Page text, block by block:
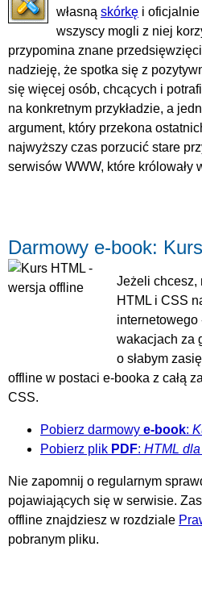
własną skórkę i
wszyscy mogli z niej
przypomina znane
nadzieję, że spotka się z
się więcej osób, chcących i
na konkretnym przykładzie, a
argument, który przekona
najwyższy czas porzucić stare
serwisów WWW, które królowały
Darmowy e-book:
Jeżeli chcesz,
HTML i CSS
internetowego
wakacjach za
o słabym
offline w postaci e-booka z całą
CSS.
Pobierz darmowy e-book:
Pobierz plik PDF: HTML
Nie zapomnij o regularnym
pojawiających się w serwisie.
offline znajdziesz w rozdziale
pobranym pliku.